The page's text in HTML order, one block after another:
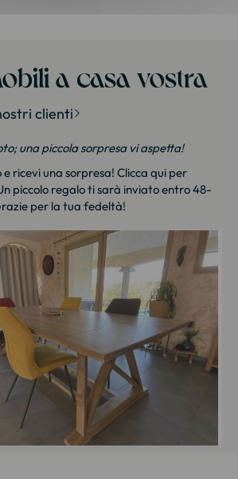
a casa vostra
clienti
una piccola sorpresa vi aspetta!
ricevi una sorpresa! Clicca qui per
piccolo regalo ti sarà inviato entro 48-
per la tua fedeltà!